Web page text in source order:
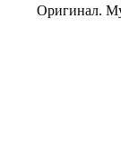
Оригинал.